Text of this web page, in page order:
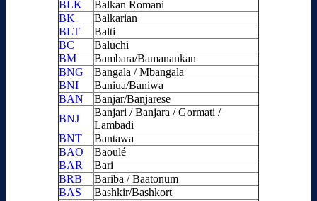
BLK
Balkan Romani
BK
Balkarian
BLT
Balti
BC
Baluchi
BM
Bambara/Bamanankan
BNG
Bangala / Mbangala
BNI
Baniua/Baniwa
BAN
Banjar/Banjarese
BNJ
Banjari / Banjara / Gormati /
Lambadi
BNT
Bantawa
BAO
Baoulé
BAR
Bari
BRB
Bariba / Baatonum
BAS
Bashkir/Bashkort